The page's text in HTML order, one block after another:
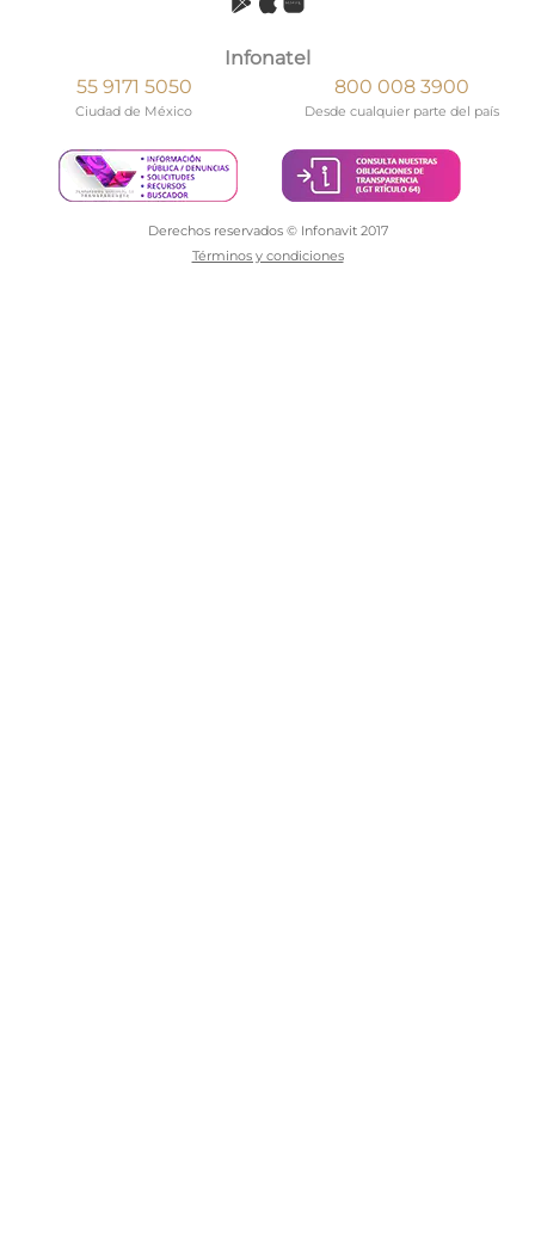
Infonatel
55 9171 5050
Ciudad de México
800 008 3900
Desde cualquier parte del país
Derechos reservados © Infonavit 2017
Términos y condiciones